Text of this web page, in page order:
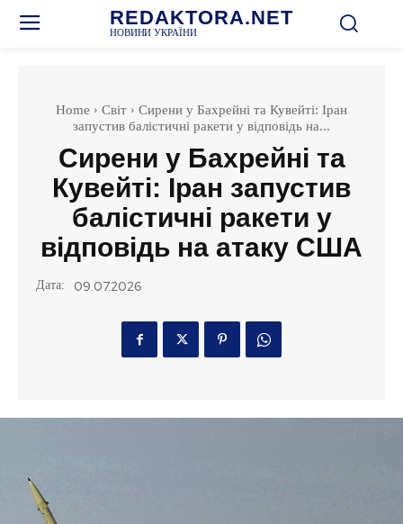
REDAKTORA.NET
НОВИНИ УКРАЇНИ
Home Світ
Сирени у Бахрейні та Кувейті: Іран
запустив балістичні ракети у відповідь на...
Сирени у Бахрейні та
Кувейті: Іран запустив
балістичні ракети у
відповідь на атаку США
Дата: 09.07.2026